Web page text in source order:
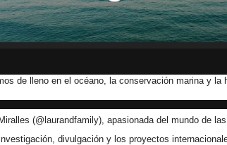
de lleno en el océano, la conservación marina y la
(@laurandfamily), apasionada del mundo de
divulgación y los proyectos